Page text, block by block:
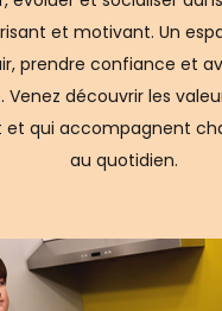
et motivant. Un
prendre confiance et
Venez découvrir les
et qui accompagnent
au quotidien.